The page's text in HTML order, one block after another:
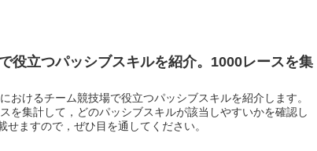
役立つパッシブスキルを紹介。1000レースを集
おけるチーム競技場で役立つパッシブスキルを紹介します。
を集計して，どのパッシブスキルが該当しやすいかを確認し
ますので，ぜひ目を通してください。